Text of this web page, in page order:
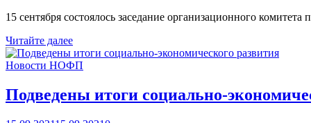
15 сентября состоялось заседание организационного
Организационный
комитет
обсудил
представленные
на
Читайте далее
Новости НОФП
Подведены итоги социально-